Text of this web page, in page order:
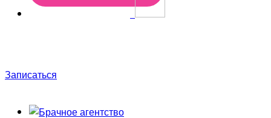
Записаться